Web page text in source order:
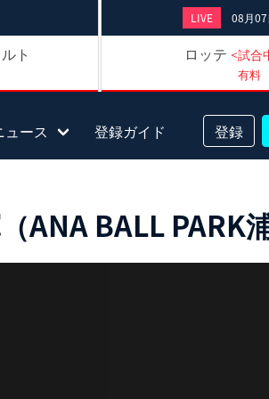
ト
LIVE 08月
ロッテ <試合
有料
ュース 登録ガイド 登録
BALL PARK浦